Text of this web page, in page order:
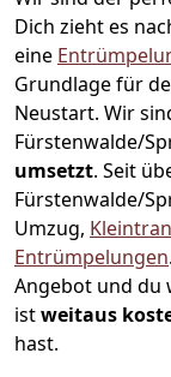
Dich zieht es
eine
Grundlage für
Neustart. Wir
Fürstenwalde/
umsetzt. Seit
Fürstenwalde/
Umzug,
Entrümpelungen.
Angebot und du
istweitaus
hast.